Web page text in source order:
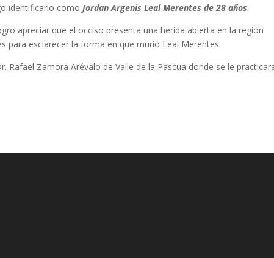
identificarlo comoJordan Argenis Leal Merentes de 28 años.
apreciar que el occiso presenta una herida abierta en la región
para esclarecer la forma en que murió Leal Merentes.
Rafael Zamora Arévalo de Valle de la Pascua donde se le